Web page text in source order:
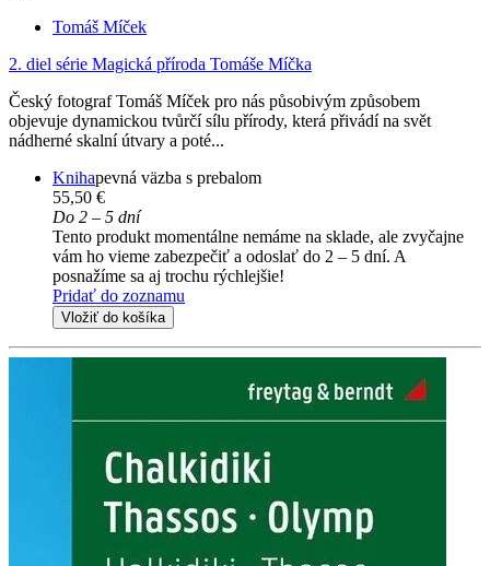
Tomáš Míček
2. diel série Magická příroda Tomáše Míčka
Český fotograf Tomáš Míček pro nás působivým způsobem
objevuje dynamickou tvůrčí sílu přírody, která přivádí na svět
nádherné skalní útvary a poté...
Knihapevná väzba s prebalom
55,50 €
Do 2 – 5 dní
Tento produkt momentálne nemáme na sklade, ale zvyčajne
vám ho vieme zabezpečiť a odoslať do 2 – 5 dní. A
posnažíme sa aj trochu rýchlejšie!
Pridať do zoznamu
Vložiť do košíka